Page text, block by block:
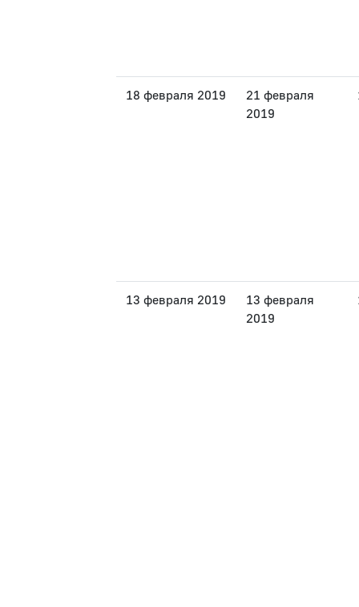
18 февраля 2019
21 февраля
2019
13 февраля 2019
13 февраля
2019